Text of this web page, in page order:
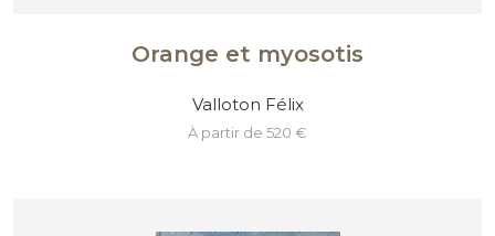
Orange et myosotis
Valloton Félix
à partir de 520 €